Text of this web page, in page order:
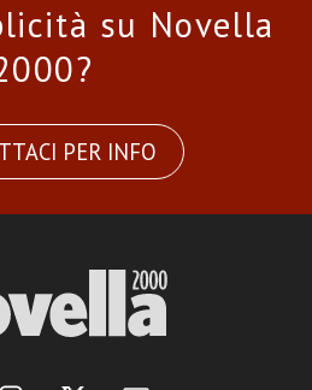
su Novella
PER INFO